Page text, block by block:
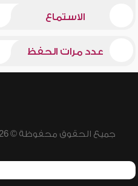
الاستماع
عدد مرات الحفظ
جميع الحقوق محفوظة © 2026 - 1998 لشبكة إسلام ويب